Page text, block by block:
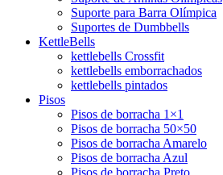
Suporte para Barra Olímpica
Suportes de Dumbbells
KettleBells
kettlebells Crossfit
kettlebells emborrachados
kettlebells pintados
Pisos
Pisos de borracha 1×1
Pisos de borracha 50×50
Pisos de borracha Amarelo
Pisos de borracha Azul